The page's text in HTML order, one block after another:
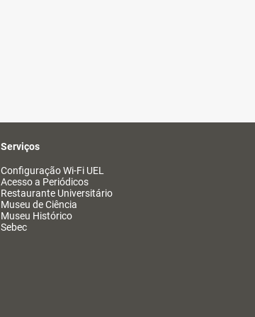
Serviços
Configuração Wi-Fi UEL
Acesso a Periódicos
Restaurante Universitário
Museu de Ciência
Museu Histórico
Sebec